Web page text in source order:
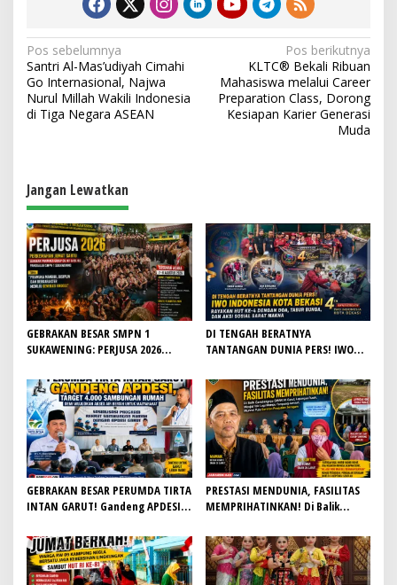
N
a
v
i
a
s
i
p
o
s
Pos sebelumnya
Santri Al-Mas’udiyah Cimahi
Go Internasional, Najwa
Nurul Millah Wakili Indonesia
di Tiga Negara ASEAN
Pos berikutnya
KLTC® Bekali Ribuan
Mahasiswa melalui Career
Preparation Class, Dorong
Kesiapan Karier Generasi
Muda
Jangan Lewatkan
GEBRAKAN BESAR SMPN 1
SUKAWENING: PERJUSA 2026
JIWA KEPANDUAN SISWA
DI TENGAH BERATNYA
TANTANGAN DUNIA PERS! IWO
HUT Ke-4 dengan Doa, Tabur
Bunga, dan Aksi Sosial Sarat
Makna
GEBRAKAN BESAR PERUMDA TIRTA
INTAN GARUT! Gandeng APDESI,
Demi Wujudkan Akses Air Bersih
untuk Masyarakat
PRESTASI MENDUNIA, FASILITAS
MEMPRIHATINKAN! Di Balik
Lapangan Hoki Rusak, Masjid Tak
Lagi Mampu Tampung Jamaah,
Penjualan Seragam Ikut Jadi